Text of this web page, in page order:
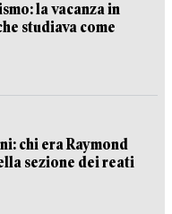
la vacanza in
studiava come
chi era Raymond
sezione dei reati